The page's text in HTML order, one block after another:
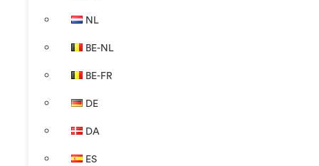
NL
BE-NL
BE-FR
DE
DA
ES